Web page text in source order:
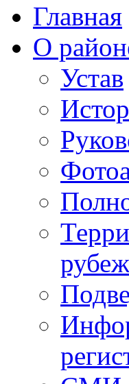
Главная
О
Устав